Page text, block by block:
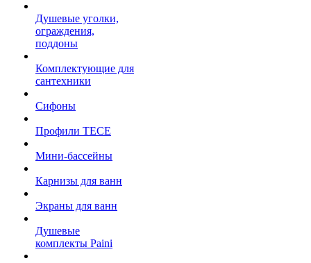
Душевые уголки,
ограждения,
поддоны
Комплектующие для
сантехники
Сифоны
Профили TECE
Мини-бассейны
Карнизы для ванн
Экраны для ванн
Душевые
комплекты Paini